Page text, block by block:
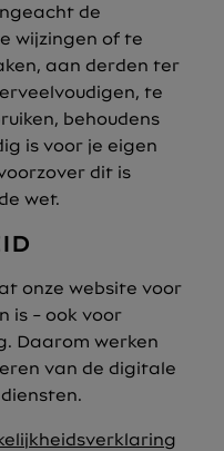
de
wijzingen of te
aan derden ter
te
behoudens
is voor je eigen
dit is
wet.
onze website voor
is – ook voor
Daarom werken
van de digitale